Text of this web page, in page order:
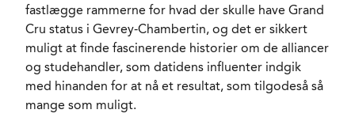
EMBALLAGETYPE
Flaske (75 cl)
FINE WINE
Ja
VARENR.
222105
fastlægge rammerne for hvad der skulle have Grand
Cru status i Gevrey-Chambertin, og det er sikkert
muligt at finde fascinerende historier om de alliancer
og studehandler, som datidens influenter indgik
med hinanden for at nå et resultat, som tilgodeså så
mange som muligt.